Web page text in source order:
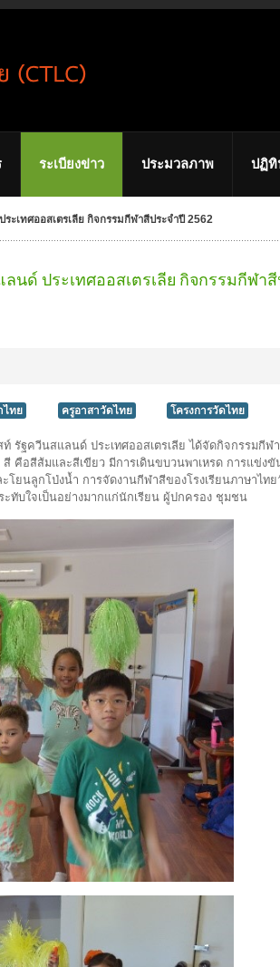
ระเบียงข่าว ประมวลภาพ ปฏิทิ
ะเทศออสเตรเลีย กิจกรรมกีฬาสีประจำปี 2562
นด์ ประเทศออสเตรเลีย กิจกรรมกีฬา
ไทย ครูอาสาวัดไทย โครงการวัดไทย
รัฐควีนสแลนด์ ประเทศออสเตรเลีย ได้จัดกิจกรรมกีฬ
คือสีส้มและสีเขียว มีการเดินขบวนพาเหรด การแข่งขั
ยนลูกโป่งน้ำ การจัดงานกีฬาสีของโรงเรียนภาษาไท
ทับใจเป็นอย่างมากแก่นักเรียน ผู้ปกครอง ชุมชน